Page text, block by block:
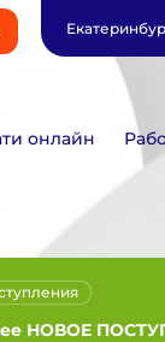
онлайн
НОВОЕ